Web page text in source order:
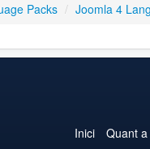
Packs / Joomla 4
Inici Quant a